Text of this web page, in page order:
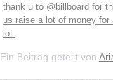
thank u to @billboard for
us raise a lot of money
lot.
Ein Beitrag geteilt von